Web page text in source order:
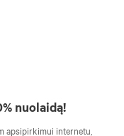
nuolaidą!
apsipirkimui internetu,